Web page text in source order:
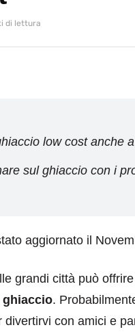
di lettura
low cost anche
sul ghiaccio con i
aggiornato il
grandi città può
.
divertirvi con amici e